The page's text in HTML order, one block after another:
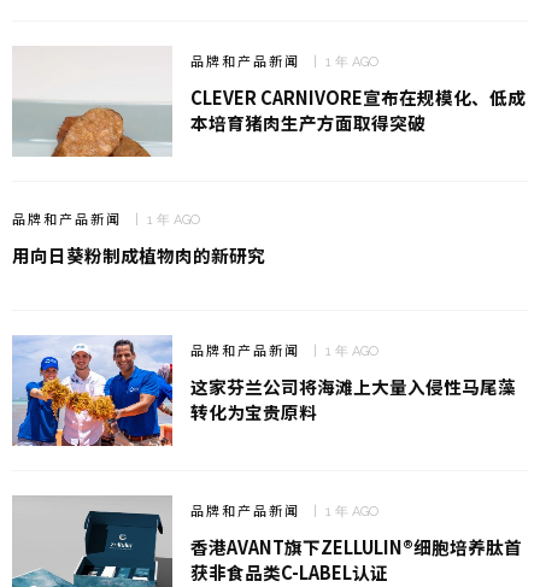
品牌和产品新闻 1 年 AGO
CLEVER CARNIVORE宣布在规模化、低成
本培育猪肉生产方面取得突破
品牌和产品新闻 1 年 AGO
用向日葵粉制成植物肉的新研究
品牌和产品新闻 1 年 AGO
这家芬兰公司将海滩上大量入侵性马尾藻
转化为宝贵原料
品牌和产品新闻 1 年 AGO
香港AVANT旗下ZELLULIN®细胞培养肽首
获非食品类C-LABEL认证